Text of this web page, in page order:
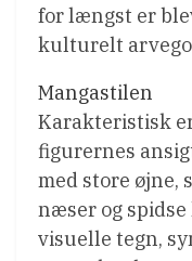
for længst er
kulturelt
Mangastilen
Karakteristisk
figurernes
med store øjne,
næser og
visuelle tegn,